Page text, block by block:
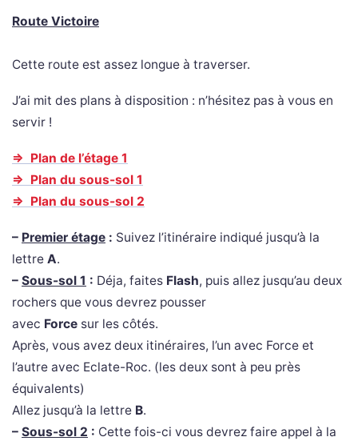
Route Victoire
Cette route est assez longue à traverser.
J’ai mit des plans à disposition : n’hésitez pas à vous en
servir !
=> Plan de l’étage 1
=> Plan du sous-sol 1
=> Plan du sous-sol 2
– Premier étage : Suivez l’itinéraire indiqué jusqu’à la
lettre A.
– Sous-sol 1 : Déja, faites Flash, puis allez jusqu’au deux
rochers que vous devrez pousser
avec Force sur les côtés.
Après, vous avez deux itinéraires, l’un avec Force et
l’autre avec Eclate-Roc. (les deux sont à peu près
équivalents)
Allez jusqu’à la lettre B.
– Sous-sol 2 : Cette fois-ci vous devrez faire appel à la